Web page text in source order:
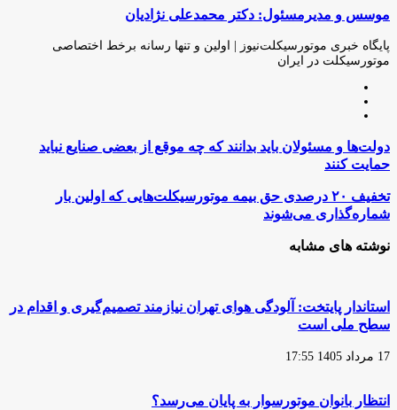
از
ایمیل
موسس و مدیرمسئول: دکتر محمدعلی نژادیان
پایگاه خبری موتورسیکلت‌نیوز | اولین و تنها رسانه برخط اختصاصی
موتورسیکلت در ایران
دولت‌ها
مسئولان
باید
بدانند
که
موقع
نباید
حمایت
دولت‌ها و مسئولان باید بدانند که چه موقع از بعضی صنایع نباید
حمایت کنند
تخفیف
۲۰
درصدی
حق
بیمه
اولین
بار
شماره‌گذاری
تخفیف ۲۰ درصدی حق بیمه موتورسیکلت‌هایی که اولین بار
شماره‌گذاری می‌شوند
نوشته های مشابه
استاندار پایتخت: آلودگی هوای تهران نیازمند تصمیم‌گیری و اقدام در
سطح ملی است
17 مرداد 1405 17:55
انتظار بانوان موتورسوار به پایان می‌رسد؟